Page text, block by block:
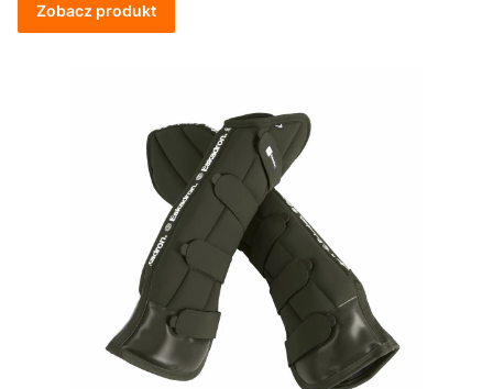
Zobacz produkt